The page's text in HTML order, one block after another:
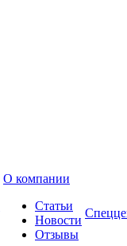
О компании
Статьи
Новости
Отзывы